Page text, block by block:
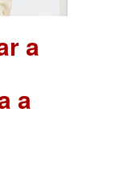
a
a